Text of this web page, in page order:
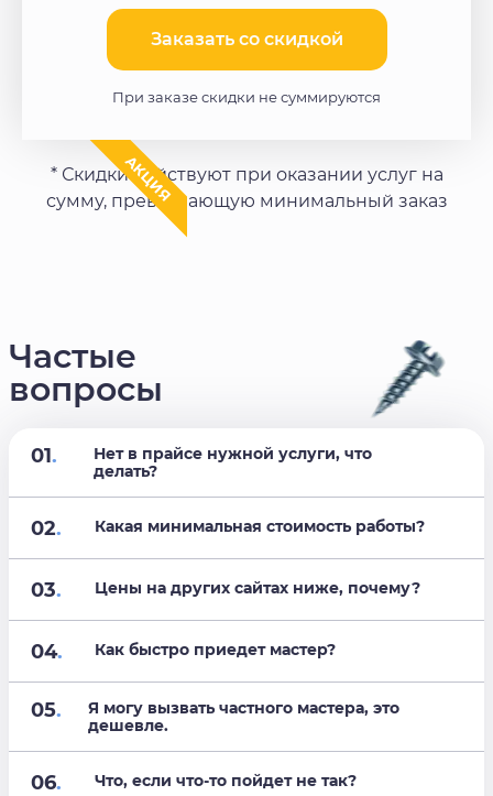
Заказать со скидкой​
При заказе скидки не суммируются
АКЦИЯ
* Скидки действуют при оказании услуг на
сумму, превышающую минимальный заказ
Частые
вопросы
01.
Нет в прайсе нужной услуги, что
делать?
02. Какая минимальная стоимость работы?
03. Цены на других сайтах ниже, почему?
04. Как быстро приедет мастер?
05.
Я могу вызвать частного мастера, это
дешевле.
06. Что, если что-то пойдет не так?